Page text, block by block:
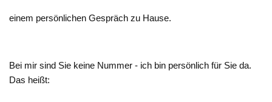
einem persönlichen Gespräch zu Hause.
Bei mir sind Sie keine Nummer - ich bin persönlich für Sie da.
Das heißt: